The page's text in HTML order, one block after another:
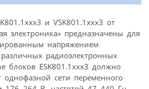
и VSK801.1xxx3 от
электроника» предназначены для
напряжением
радиоэлектронных
блоков ЕSK801.1xxx3 должно
однофазной сети переменного